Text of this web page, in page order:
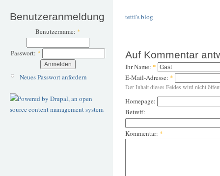
Benutzeranmeldung
Benutzername: *
Passwort: *
Neues Passwort anfordern
tetti's blog
Auf Kommentar
Ihr Name: *
E-Mail-Adresse: *
Der Inhalt dieses Feldes wird nicht
Homepage:
Betreff:
Kommentar: *